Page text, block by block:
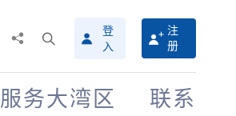
搜
寻
介
登
入
注
册
服务大湾区 联系